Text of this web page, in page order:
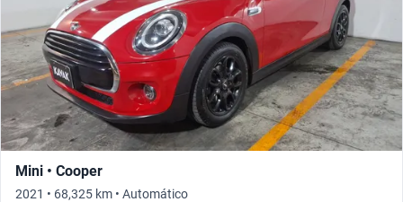
Mini • Cooper
2021 • 68,325 km • Automático